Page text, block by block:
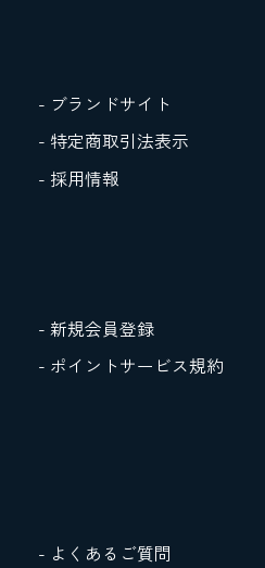
- ブランドサイト
- 特定商取引法表示
- 採用情報
- 新規会員登録
- ポイントサービス規約
- よくあるご質問